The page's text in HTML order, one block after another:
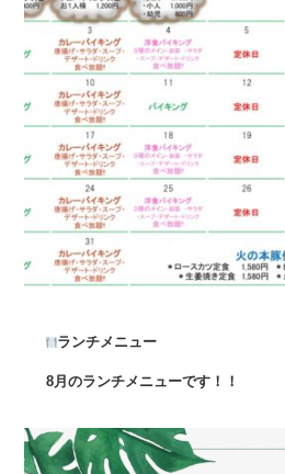
ランチメニュー
8月のランチメニューです！！